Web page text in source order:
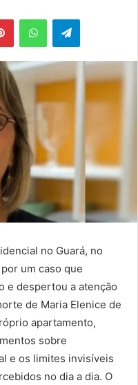
PinterestWhatsAppTelegram
no Guará, no
um caso que
e despertou a atenção
de Maria Elenice de
apartamento,
sobre
e os limites invisíveis
no dia a dia. O